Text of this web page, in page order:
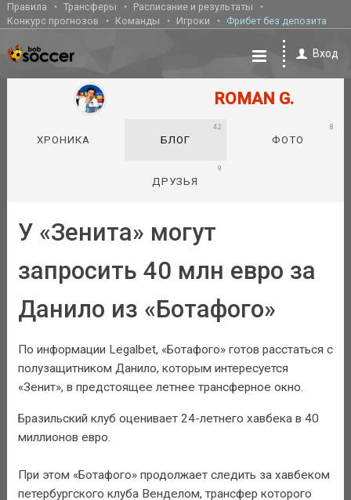
Правила Трансферы
Расписание и результаты
Конкурс прогнозов
Команды Игроки Фрибет без депозита
Вход
ROMAN G.
ХРОНИКА БЛОГ
42
ФОТО
8
ДРУЗЬЯ
9
У «Зенита» могут
запросить 40 млн евро за
Данило из «Ботафого»
По информации Legalbet, «Ботафого» готов расстаться с
полузащитником Данило, которым интересуется
«Зенит», в предстоящее летнее трансферное окно.
Бразильский клуб оценивает 24-летнего хавбека в 40
миллионов евро.
При этом «Ботафого» продолжает следить за хавбеком
петербургского клуба Венделом, трансфер которого